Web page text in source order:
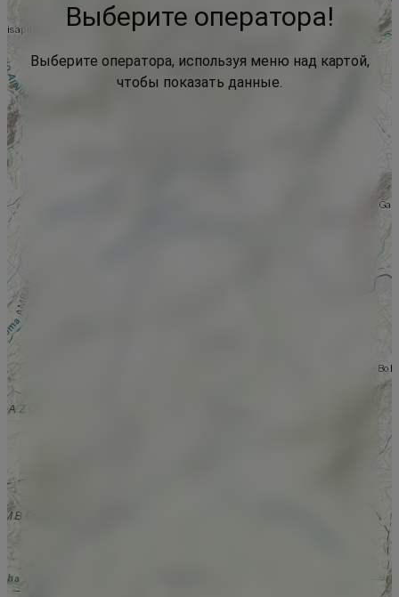
Выберите оператора!
Выберите оператора, используя меню над картой,
чтобы показать данные.